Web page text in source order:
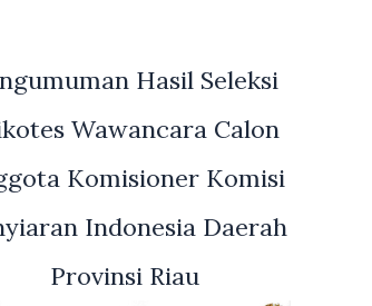
Hasil Seleksi
Wawancara Calon
Komisioner Komisi
Indonesia Daerah
Provinsi Riau